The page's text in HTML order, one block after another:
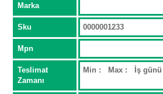
Marka
Sku 0000001233
Mpn
Teslimat
Zamanı
Min : Max : İş günü